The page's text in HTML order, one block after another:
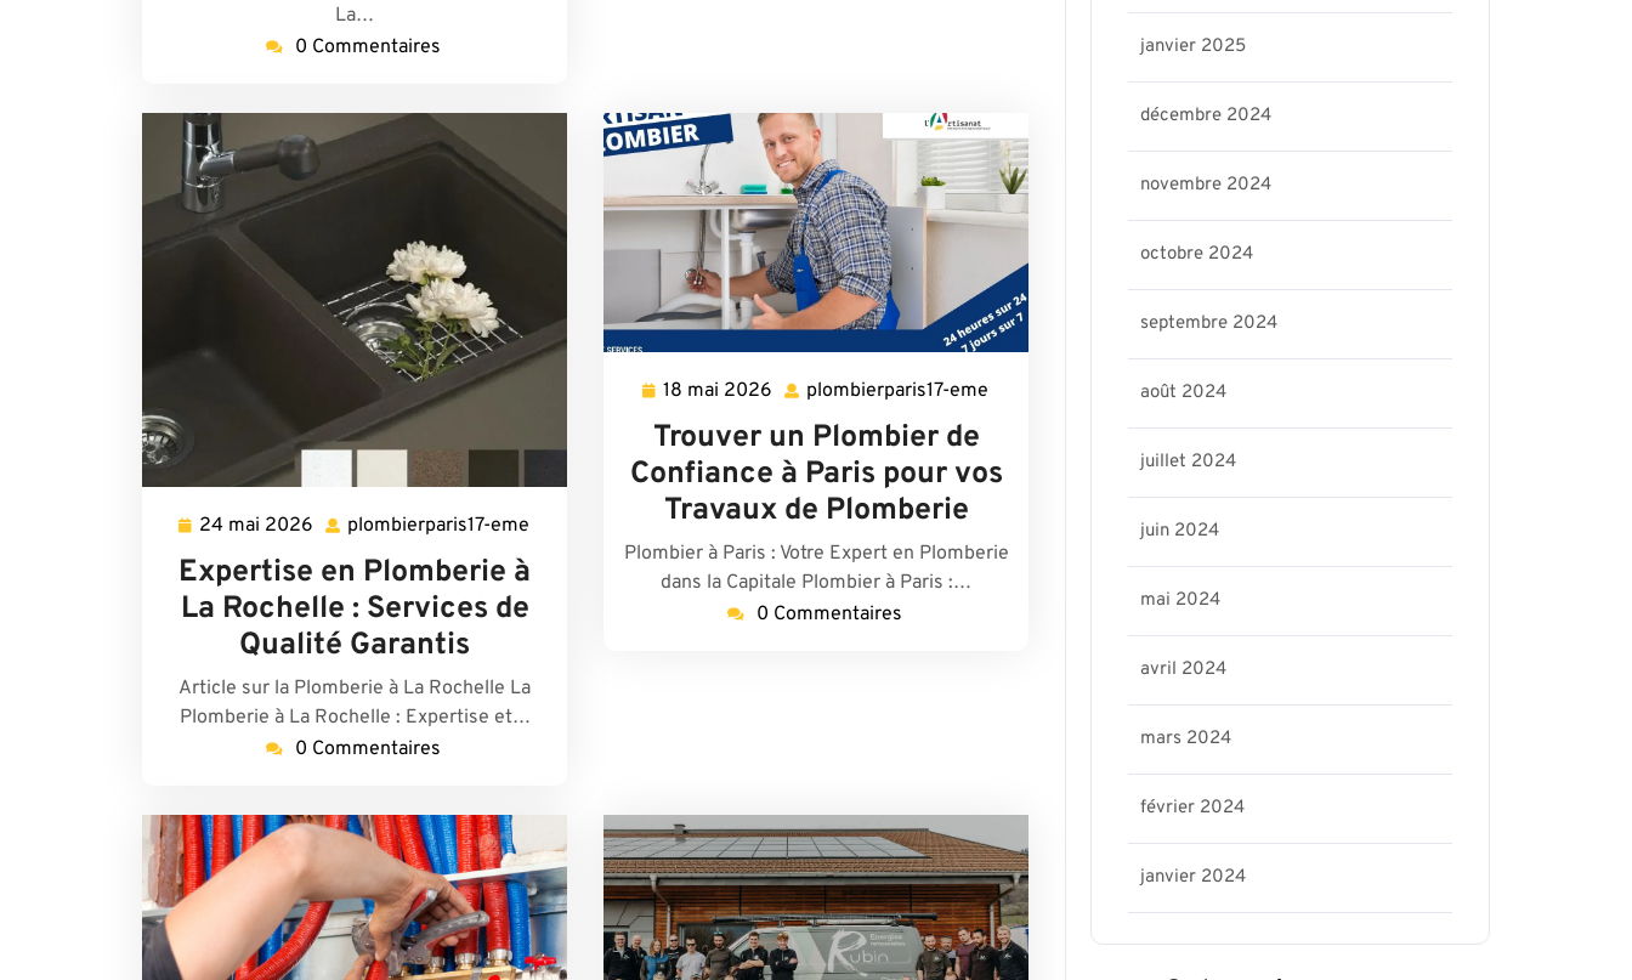
La…
0 Commentaires
24 mai 2026 24
2026
plombierparis17-eme
Expertise en Plomberie à
La Rochelle : Services de
Qualité Garantis
Article sur la Plomberie à La Rochelle La
Plomberie à La Rochelle : Expertise et…
0 Commentaires
18 mai 2026 18
2026
plombierparis17-eme
Trouver un Plombier de
Confiance à Paris pour vos
Travaux de Plomberie
Plombier à Paris : Votre Expert en Plomberie
dans la Capitale Plombier à Paris :…
0 Commentaires
janvier 2025
décembre 2024
novembre 2024
octobre 2024
septembre 2024
août 2024
juillet 2024
juin 2024
mai 2024
avril 2024
mars 2024
février 2024
janvier 2024